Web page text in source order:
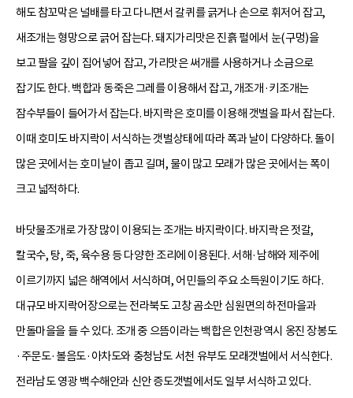
해도 참꼬막은 널배를 타고 다니면서 갈퀴를 긁거나 손으로 휘저어 잡고,
새조개는 형망으로 긁어 잡는다. 돼지가리맛은 진흙 펄에서 눈(구멍)을
보고 팔을 깊이 집어넣어 잡고, 가리맛은 써개를 사용하거나 소금으로
잡기도 한다. 백합과 동죽은 그레를 이용해서 잡고, 개조개·키조개는
잠수부들이 들어가서 잡는다. 바지락은 호미를 이용해 갯벌을 파서 잡는다.
이때 호미도 바지락이 서식하는 갯벌상태에 따라 폭과 날이 다양하다. 돌이
많은 곳에서는 호미 날이 좁고 길며, 물이 많고 모래가 많은 곳에서는 폭이
크고 넓적하다.
바닷물조개로 가장 많이 이용되는 조개는 바지락이다. 바지락은 젓갈,
칼국수, 탕, 죽, 육수용 등 다양한 조리에 이용된다. 서해·남해와 제주에
이르기까지 넓은 해역에서 서식하며, 어민들의 주요 소득원이기도 하다.
대규모 바지락어장으로는 전라북도 고창 곰소만 심원면의 하전마을과
만돌마을을 들 수 있다. 조개 중 으뜸이라는 백합은 인천광역시 옹진 장봉도
·주문도·볼음도·아차도와 충청남도 서천 유부도 모래갯벌에서 서식한다.
전라남도 영광 백수해안과 신안 증도갯벌에서도 일부 서식하고 있다.